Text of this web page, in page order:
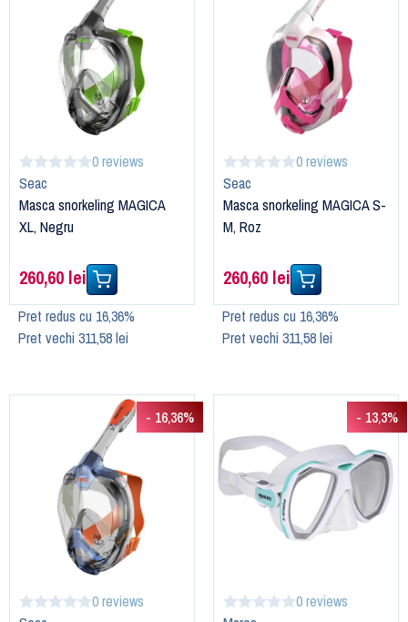
0 reviews
Seac
Masca snorkeling MAGICA
XL, Negru
260,60 lei
Pret redus cu 16,36%
Pret vechi 311,58 lei
0 reviews
Seac
Masca snorkeling MAGICA S-
M, Roz
260,60 lei
Pret redus cu 16,36%
Pret vechi 311,58 lei
- 16,36%
0 reviews
- 13,3%
0 reviews